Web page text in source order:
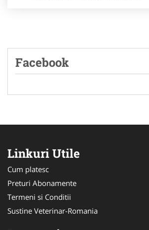
Facebook
Linkuri Utile
Cum platesc
Preturi Abonamente
Termeni si Conditii
Sustine Veterinar-Romania